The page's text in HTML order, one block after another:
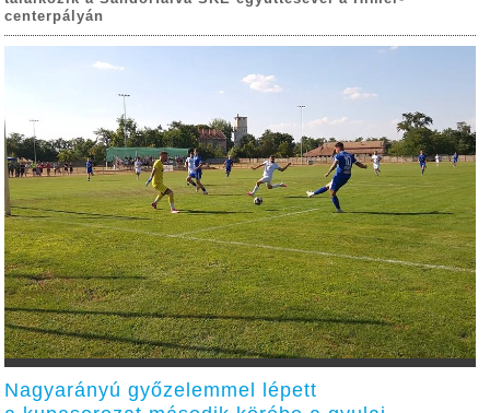
centerpályán
Nagyarányú győzelemmel lépett